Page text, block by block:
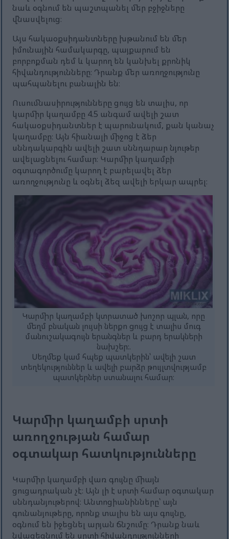
նաև օգնում են պաշտպանել մեր բջիջները
վնասվելուց։
Այս հակաօքսիդանտները խթանում են մեր
իմունային համակարգը, պայքարում են
բորբոքման դեմ և կարող են կանխել քրոնիկ
հիվանդությունները։ Դրանք մեր առողջությունը
պահպանելու բանալին են։
Ուսումնասիրությունները ցույց են տալիս, որ
կարմիր կաղամբը 4.5 անգամ ավելի շատ
հակաօքսիդանտներ է պարունակում, քան կանաչ
կաղամբը։ Այն հիանալի միջոց է ձեր
սննդակարգին ավելի շատ սննդարար նյութեր
ավելացնելու համար։ Կարմիր կաղամբի
օգտագործումը կարող է բարելավել ձեր
առողջությունը և օգնել ձեզ ավելի երկար ապրել։
Կարմիր կաղամբի կտրատած խոշոր պլան, որը
մեղմ բնական լույսի ներքո ցույց է տալիս մուգ
մանուշակագույն երանգներ և բարդ երակների
նախշեր:.
Սեղմեք կամ հպեք պատկերին՝ ավելի շատ
տեղեկություններ և ավելի բարձր թույլտվությամբ
պատկերներ ստանալու համար։
Կարմիր կաղամբի սրտի
առողջության համար
օգտակար հատկությունները
Կարմիր կաղամբի վառ գույնը միայն
ցուցադրական չէ։ Այն լի է սրտի համար օգտակար
սննդանյութերով։ Անտոցիանինները՝ այն
գունանյութերը, որոնք տալիս են այս գույնը,
օգնում են իջեցնել արյան ճնշումը։ Դրանք նաև
նվազեցնում են սրտի հիվանդությունների